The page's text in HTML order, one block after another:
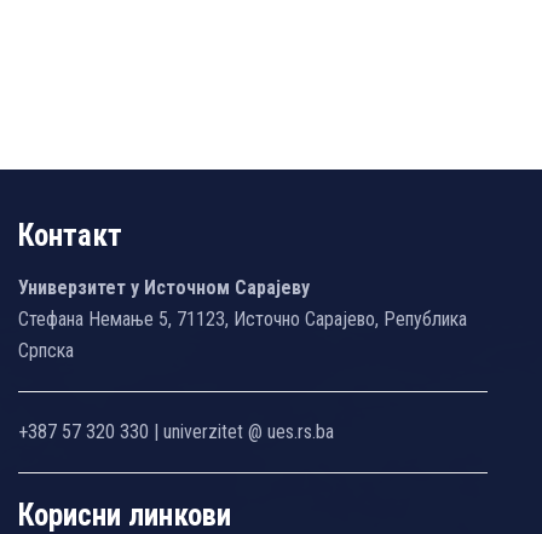
Контакт
Универзитет у Источном Сарајеву
Стефана Немање 5, 71123, Источно Сарајево, Република
Српска
+387 57 320 330 | univerzitet @ ues.rs.ba
Корисни линкови